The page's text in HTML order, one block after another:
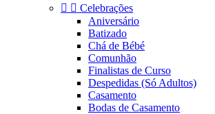
  Celebrações
Aniversário
Batizado
Chá de Bébé
Comunhão
Finalistas de Curso
Despedidas (Só Adultos)
Casamento
Bodas de Casamento